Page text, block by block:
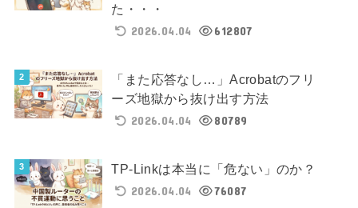
た・・・
2026.04.04
612807
「また応答なし…」Acrobatのフリ
ーズ地獄から抜け出す方法
2026.04.04
80789
TP-Linkは本当に「危ない」のか？
2026.04.04
76087